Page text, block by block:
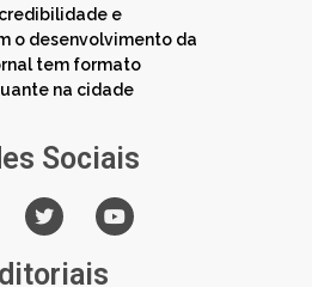
e
o desenvolvimento da
tem formato
na cidade
Sociais